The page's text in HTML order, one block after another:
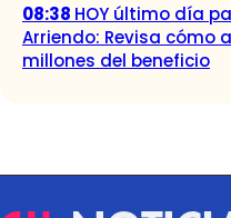
08:38 HOY último día
Arriendo: Revisa cómo
millones del beneficio